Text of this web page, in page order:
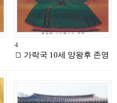
4
가락국 10세 양왕후 존영